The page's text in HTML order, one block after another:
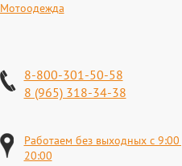
Мотоодежда
8-800-301-50-58
8 (965) 318-34-38
Работаем без выходных с
20:00